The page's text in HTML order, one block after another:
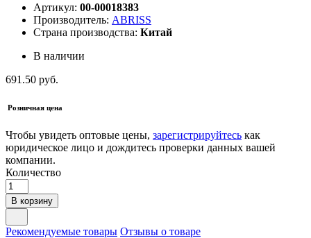
Артикул: 00-00018383
Производитель: ABRISS
Страна производства: Китай
В наличии
691.50 руб.
Розничная цена
Чтобы увидеть оптовые цены, зарегистрируйтесь как
юридическое лицо и дождитесь проверки данных вашей
компании.
Количество
В корзину
Рекомендуемые товары Отзывы о товаре